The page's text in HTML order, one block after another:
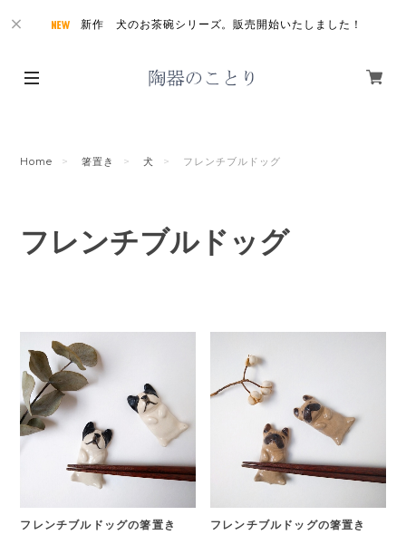
新作 犬のお茶碗シリーズ。販売開始いたしました！
Home 箸置き 犬 フレンチブルドッグ
フレンチブルドッグ
フレンチブルドッグの箸置き
フレンチブルドッグの箸置き